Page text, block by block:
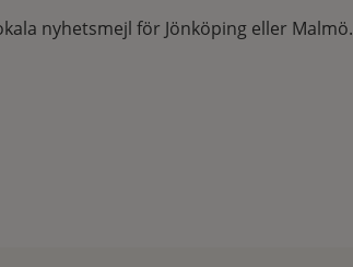
nyhetsmejl för Jönköping eller Malmö.